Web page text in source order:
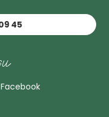
45
Facebook